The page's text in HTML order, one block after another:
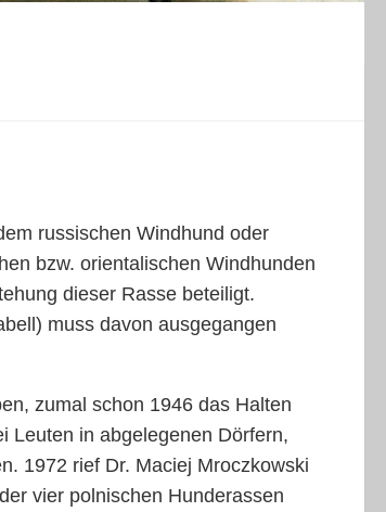
russischen Windhund oder
bzw. orientalischen Windhunden
dieser Rasse beteiligt.
muss davon ausgegangen
zumal schon 1946 das Halten
Leuten in abgelegenen Dörfern,
1972 rief Dr. Maciej Mroczkowski
vier polnischen Hunderassen